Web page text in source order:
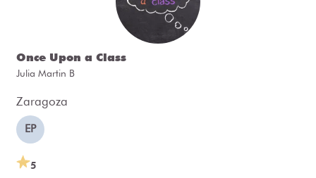
Once Upon a Class
Julia Martin B
Zaragoza
EP
5